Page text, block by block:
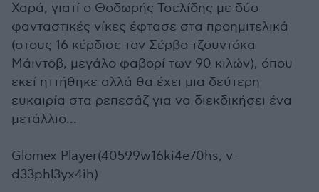
Χαρά, γιατί ο Θοδωρής Τσελίδης με δύο
φανταστικές νίκες έφτασε στα προημιτελικά
(στους 16 κέρδισε τον Σέρβο τζουντόκα
Μάιντοβ, μεγάλο φαβορί των 90 κιλών), όπου
εκεί ηττήθηκε αλλά θα έχει μια δεύτερη
ευκαιρία στα ρεπεσάζ για να διεκδικήσει ένα
μετάλλιο...
Glomex Player(40599w16ki4e70hs, v-
d33phl3yx4ih)